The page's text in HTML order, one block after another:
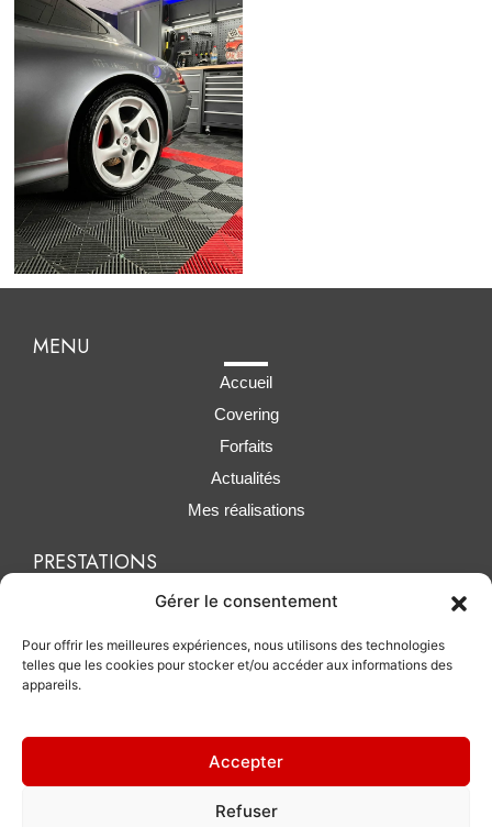
Gérer le consentement
Pour offrir les meilleures expériences, nous utilisons des technologies
telles que les cookies pour stocker et/ou accéder aux informations des
appareils.
Accepter
Refuser
MENU
Accueil
Covering
Forfaits
Actualités
Mes réalisations
PRESTATIONS
Polissage / lustrage
Protection PPF